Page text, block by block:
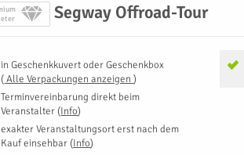
Segway Offroad-Tour
inGeschenkkuvert oder Geschenkbox
( Alle Verpackungen anzeigen )
Terminvereinbarung direkt beim
Veranstalter (Info)
exakter Veranstaltungsort erst nach dem
Kauf einsehbar (Info)